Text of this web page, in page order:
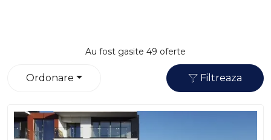
Au fost gasite 49 oferte
Ordonare Filtreaza